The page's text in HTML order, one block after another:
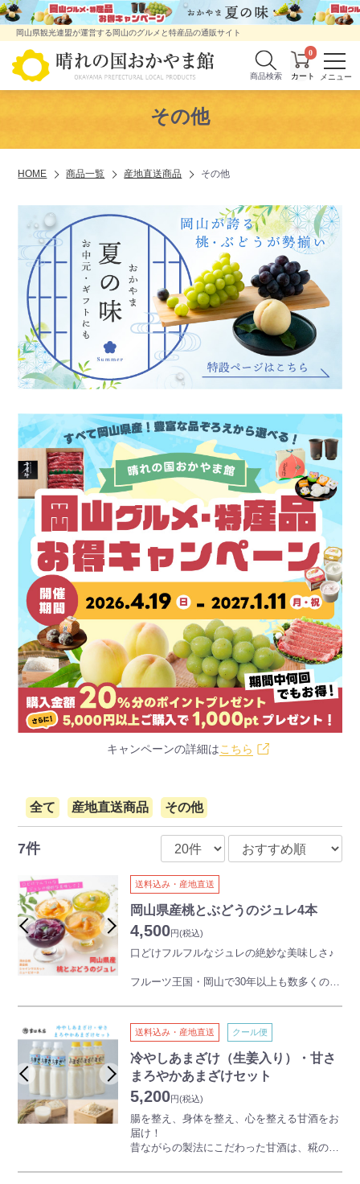
岡山県観光連盟が運営する岡山のグルメと特産品の通販サイト
商品検索
0
その他
HOME 商品一覧 産地直送商品 その他
キャンペーンの詳細はこちら
全て 産地直送商品 その他
7件
送料込み・産地直送
岡山県産桃とぶどうのジュレ4本
4,500円(税込)
口どけフルフルなジュレの絶妙な美味しさ♪
フルーツ王国・岡山で30年以上も数多くのフ
こそ、果樹農家が丹精込めて育てたフルーツ
の個性を熟知しています。
農家の苦労を知るがゆえに、フルーツの美味
しさをできる限り生かしながら加工品を作っ
たらいいかを試行錯誤し、フルーツの甘さや
酸味が生きた加工品を作っています。なかで
もジュレは、驚くほど手間をかけて作り上げ
たもので、他とは一線を画す美味しさが際立
ちます。
桃の加工品を作るときには職人が丁寧に皮を
送料込み・産地直送 クール便
冷やしあまざけ（生姜入り）・甘さ
まろやかあまざけセット
5,200円(税込)
腸を整え、身体を整え、心を整える甘酒をお
届け！
昔ながらの製法にこだわった甘酒は、糀の豊
『飲む点滴』と称されるほど栄養価が高く、